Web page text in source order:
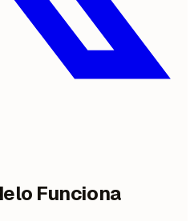
Funciona